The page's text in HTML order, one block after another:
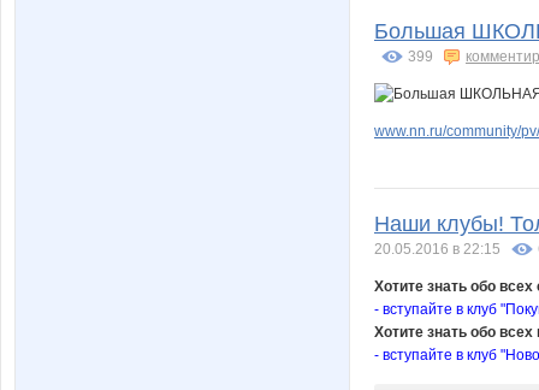
Большая
399
www.nn.ru/community/
Наши клубы!
20.05.2016 в 22:15
Хотите знать обо
- вступайте в клуб
Хотите знать обо
- вступайте в клуб